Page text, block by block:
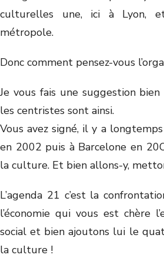
culturelles une, ici à Lyon,
métropole.
Donc comment pensez-vous
Je vous fais une suggestion
les centristes sont ainsi.
Vous avez signé, il y a
en 2002 puis à Barcelone en
la culture. Et bien allons-y,
L’agenda 21 c’est la
l’économie qui vous est chère
social et bien ajoutons lui le
la culture !